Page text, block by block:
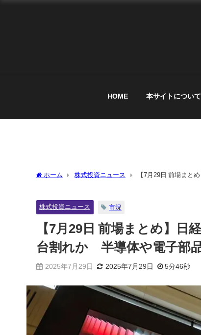
HOME 本サイトについて
ホーム 株式投資ニュース
【7月29日 前場まと
株式投資ニュース 市況
【7月29日 前場まとめ】日
台割れか 半導体や電子部
2025年7月29日 2025年7月29日 5分46秒